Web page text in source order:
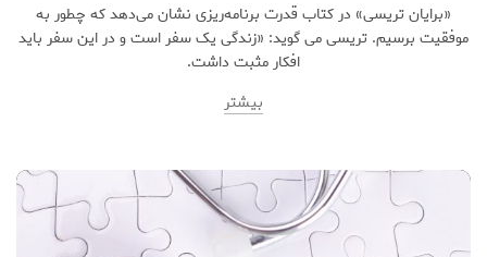
«برایان تریسی» در کتاب قدرت برنامه‌ریزی نشان می‌دهد که چطور به
موفقیت برسیم. تریسی می گوید: «زندگی یک سفر است و در این سفر باید
افکار مثبت داشت.
بیشتر